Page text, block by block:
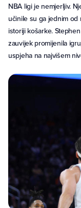
NBA ligi je nemjerljiv.
učinile su ga jednim od
istoriji košarke.
zauvijek promijenila
uspjeha na najvišem